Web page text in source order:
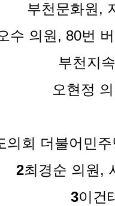
부천문화원,
수 의원, 80번
부천지
오현정
의회 더불어민주
2최경순 의원,
3이건